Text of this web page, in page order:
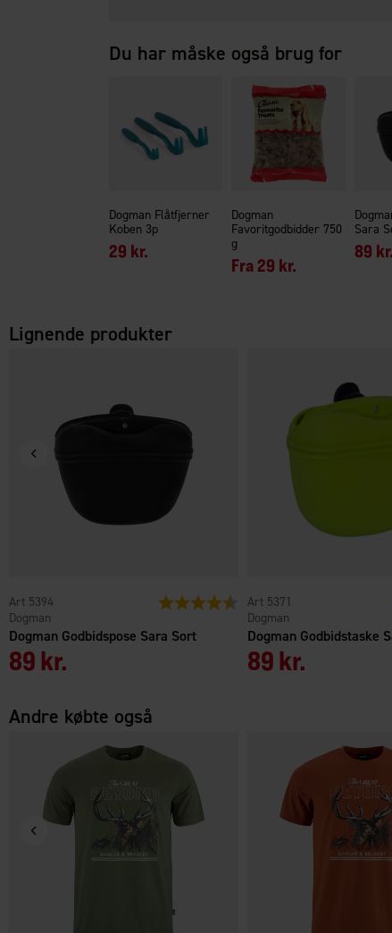
Du har måske også brug for
Dogman Flåtfjerner
Koben 3p
29 kr.
Dogman
Favoritgodbidder 750
g
Fra 29 kr.
Sara
89 kr.
Lignende produkter
Dogman Godbidspose Sara Sort
Dogman
5394
89 kr.
Vurdering: 4.5 ud af 5 stjerner
Dogman Godbidstaske
Dogman
5371
89 kr.
Andre købte også